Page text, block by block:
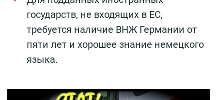
государств, не входящих в ЕС,
требуется наличие ВНЖ Германии от
пяти лет и хорошее знание немецкого
языка.